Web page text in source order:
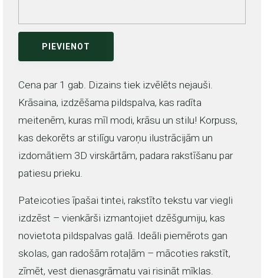
PIEVIENOT
Cena par 1 gab. Dizains tiek izvēlēts nejauši.
Krāsaina, izdzēšama pildspalva, kas radīta
meitenēm, kuras mīl modi, krāsu un stilu! Korpuss,
kas dekorēts ar stilīgu varoņu ilustrācijām un
izdomātiem 3D virskārtām, padara rakstīšanu par
patiesu prieku.
Pateicoties īpašai tintei, rakstīto tekstu var viegli
izdzēst – vienkārši izmantojiet dzēšgumiju, kas
novietota pildspalvas galā. Ideāli piemērots gan
skolas, gan radošām rotaļām – mācoties rakstīt,
zīmēt, vest dienasgrāmatu vai risināt mīklas.